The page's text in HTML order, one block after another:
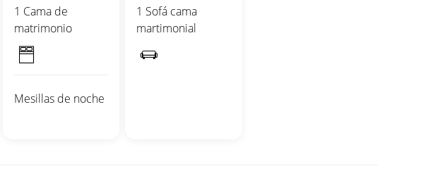
1 Cama de
matrimonio
Mesillas de noche
1 Sofá cama
martimonial